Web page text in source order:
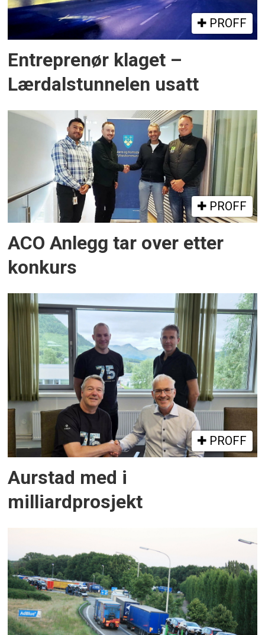
PROFF
Entreprenør klaget –
Lærdalstunnelen usatt
PROFF
ACO Anlegg tar over etter
konkurs
PROFF
Aurstad med i
milliardprosjekt